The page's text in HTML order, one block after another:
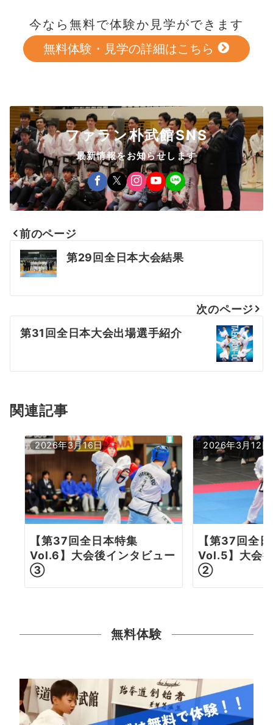
今なら無料で体験か見学ができます
無料体験・見学の詳細はこちら
ファラン朴武館SNS
最新情報をお知らせします
投
稿
ナ
ビ
ゲ
ョ
ン
前のページ
第29回全日本大会結果
次のページ
第31回全日本大会出場選手紹介
関連記事
2026年3月16日
【第37回全日本特集
Vol.6】大会後インタビュー
③
2026年3月12日
【第37回全
Vol.5】大会
②
無料体験